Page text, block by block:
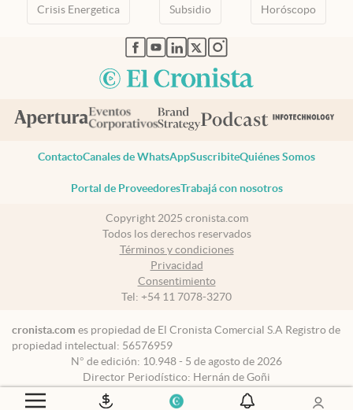
Crisis Energetica Subsidio Horóscopo
abre en nueva pestaña
abre en nueva pestaña
abre en nueva pestaña
abre en nueva pestaña
abre en nueva pestaña
ContactoCanales de WhatsAppSuscribiteQuiénes Somos
Portal de ProveedoresTrabajá con nosotros
Copyright 2025 cronista.com
Todos los derechos reservados
Términos y condiciones
Privacidad
Consentimiento
Tel: +54 11 7078-3270
cronista.com es propiedad de El Cronista Comercial S.A Registro de
propiedad intelectual: 56576959
N° de edición: 10.948 - 5 de agosto de 2026
Director Periodístico: Hernán de Goñi